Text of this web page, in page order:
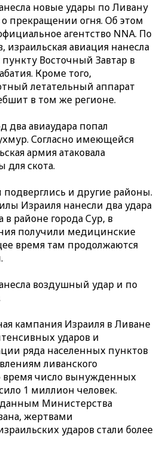
новые удары по Ливану
прекращении огня. Об этом
агентство NNA. По
авиация нанесла
Восточный Завтар в
Кроме того,
летательный аппарат
в том же регионе.
два авиаудара попал
Согласно имеющейся
армия атаковала
скота.
подверглись и другие районы.
Израиля нанесли два удара
районе города Сур, в
получили медицинские
время там продолжаются
воздушный удар и по
кампания Израиля в Ливане
ударов и
ряда населенных пунктов
ливанского
время число вынужденных
1 миллион человек.
Министерства
жертвами
ударов стали более